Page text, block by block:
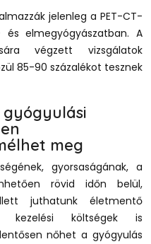
jelenleg a PET-CT-
elmegyógyászatban. A
végzett vizsgálatok
85-90 százalékot tesznek
meg
gyorsaságának, a
rövid időn belül,
juthatunk életmentő
kezelési költségek is
nőhet a gyógyulás